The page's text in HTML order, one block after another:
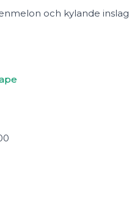
och kylande inslag